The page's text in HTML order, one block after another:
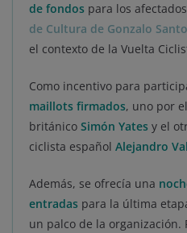
de fondos para los
de Cultura de Gonzalo
el contexto de la Vuelta
Como incentivo para
maillots firmados, uno por
británico Simón Yates y el
ciclista español Alejandro
Además, se ofrecía una
entradas para la última
un palco de la organización.